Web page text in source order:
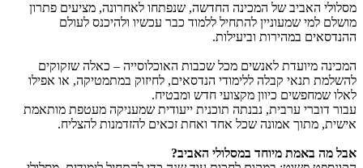
מסלולי האביב של המכינה החדשה, שנפתחו לאחרונה, מציעים פתרון
מושלם למי שמעוניין להתחיל ללמוד כבר עכשיו ולהיכנס לעולם
ההנדסאים במהירות וביעילות.
המכינה מיועדת לאנשים מכל שכבות האוכלוסייה – כאלה שזקוקים
להשלמת תנאי קבלה ללימודי הנדסאים, לחיזוק במתמטיקה, או אפילו
לאלו שמחפשים כיוון מקצועי חדש ומבטיח.
עבור דוברי ערבית, נבנתה תוכנית ייעודית שמעניקה מעטפת מותאמת
אישית, מתוך אמונה שכל אחד ואחת זכאים להזדמנות להצליח.
אבל מה באמת מיוחד במסלולי האביב?